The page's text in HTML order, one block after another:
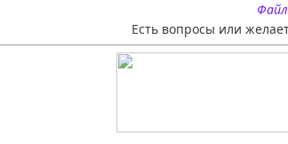
Есть вопросы или